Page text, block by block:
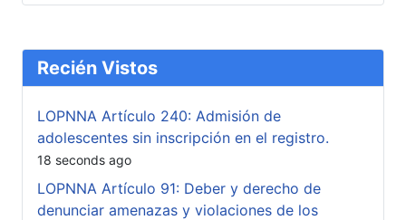
Recién Vistos
LOPNNA Artículo 240: Admisión de
adolescentes sin inscripción en el registro.
18 seconds ago
LOPNNA Artículo 91: Deber y derecho de
denunciar amenazas y violaciones de los